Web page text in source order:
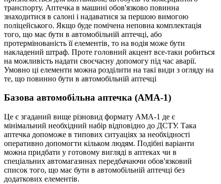
транспорту. Аптечка в машині обов'язково повинна
знаходитися в салоні і надаватися за першою вимогою
поліцейського. Якщо буде помічена неповна комплектація
того, що має бути в автомобільній аптечці, або
протермінованість її елементів, то на водія може бути
накладений штраф. Проте головний акцент все-таки робиться
на можливість надати своєчасну допомогу під час аварії.
Умовно ці елементи можна розділити на такі види з огляду на
те, що повинно бути в автомобільній аптечці
Базова автомобільна аптечка (АМА-1)
Це є згаданий вище різновид формату АМА-1 де є
мінімальний необхідний набір відповідно до ДСТУ. Така
аптечка допоможе в типових ситуаціях за необхідності
оперативно допомогти кільком людям. Подібні варіанти
можна придбати у готовому вигляді в аптеках чи в
спеціальних автомагазинах передбачаючи обов'язковий
список того, що має бути в автомобільній аптечці без
додаткових елементів.